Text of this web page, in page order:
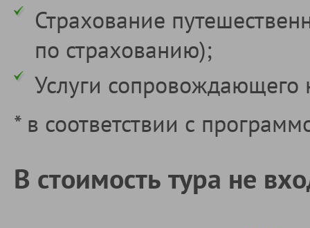
Страхование
по страхованию);
Услуги сопровождающего
* в соответствии с
В стоимость тура не